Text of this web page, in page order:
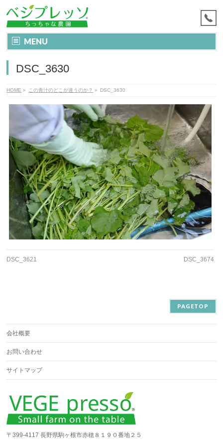
MENU
DSC_3630
HOME » この青汁のどこが違うのか？ » DSC_3630
DSC_3621 DSC_3674
PAGETOP
会社概要
お問い合わせ
サイトマップ
〒399-4117 長野県駒ヶ根市赤穂８１９０番地２５